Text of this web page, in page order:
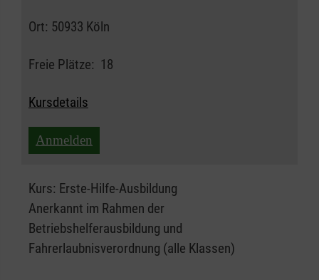
Ort: 50933 Köln
Freie Plätze: 18
Kursdetails
Anmelden
Kurs: Erste-Hilfe-Ausbildung
Anerkannt im Rahmen der
Betriebshelferausbildung und
Fahrerlaubnisverordnung (alle Klassen)